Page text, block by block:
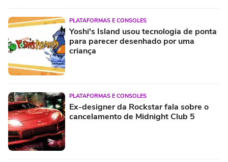
PLATAFORMAS E CONSOLES
Yoshi's Island usou tecnologia de ponta
para parecer desenhado por uma
criança
PLATAFORMAS E CONSOLES
Ex-designer da Rockstar fala sobre o
cancelamento de Midnight Club 5